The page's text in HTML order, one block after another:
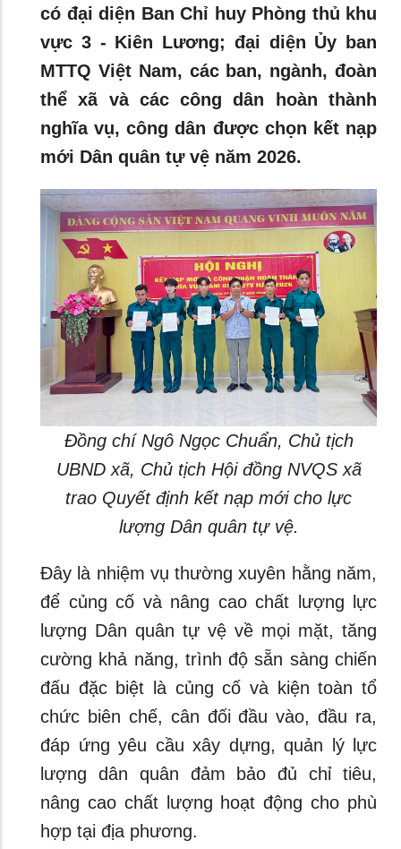
có đại diện Ban Chỉ huy Phòng thủ khu
vực 3 - Kiên Lương; đại diện Ủy ban
MTTQ Việt Nam, các ban, ngành, đoàn
thể xã và các công dân hoàn thành
nghĩa vụ, công dân được chọn kết nạp
mới Dân quân tự vệ năm 2026.
Đồng chí Ngô Ngọc Chuẩn, Chủ tịch
UBND xã, Chủ tịch Hội đồng NVQS xã
trao Quyết định kết nạp mới cho lực
lượng Dân quân tự vệ.
Đây là nhiệm vụ thường xuyên hằng năm,
để củng cố và nâng cao chất lượng lực
lượng Dân quân tự vệ về mọi mặt, tăng
cường khả năng, trình độ sẵn sàng chiến
đấu đặc biệt là củng cố và kiện toàn tổ
chức biên chế, cân đối đầu vào, đầu ra,
đáp ứng yêu cầu xây dựng, quản lý lực
lượng dân quân đảm bảo đủ chỉ tiêu,
nâng cao chất lượng hoạt động cho phù
hợp tại địa phương.